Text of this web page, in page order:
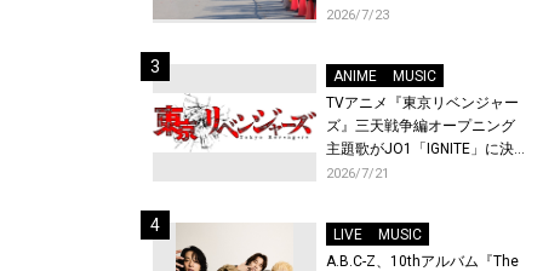
マラソン」エントリー受付開
2026/7/23
ANIME
MUSIC
TVアニメ『東京リベンジャー
ズ』三天戦争編オープニング
主題歌がJO1「IGNITE」に決
定！メンバー全員から喜びと
先行上映会を開催！
2026/7/21
LIVE
MUSIC
A.B.C-Z、10thアルバム『The